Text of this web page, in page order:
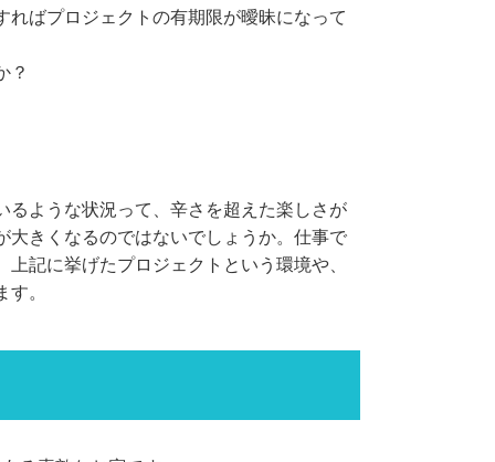
ばプロジェクトの有期限が曖昧になって
？
るような状況って、辛さを超えた楽しさが
大きくなるのではないでしょうか。仕事で
記に挙げたプロジェクトという環境や、
。